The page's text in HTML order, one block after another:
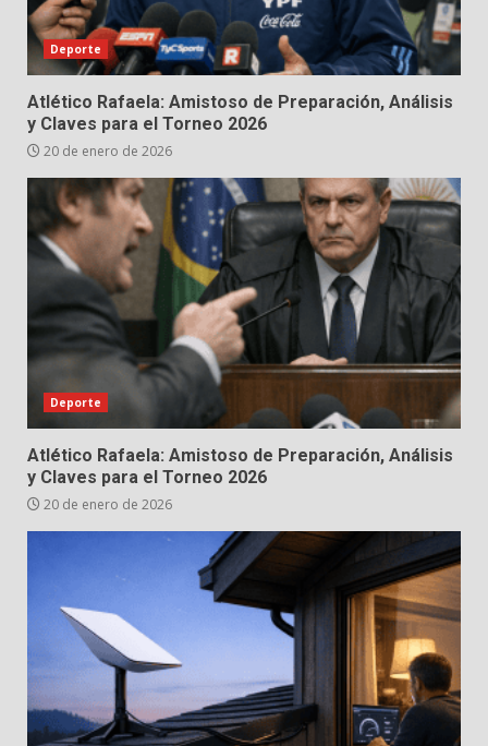
Deporte
Atlético Rafaela: Amistoso de Preparación, Análisis
y Claves para el Torneo 2026
20 de enero de 2026
Deporte
Atlético Rafaela: Amistoso de Preparación, Análisis
y Claves para el Torneo 2026
20 de enero de 2026